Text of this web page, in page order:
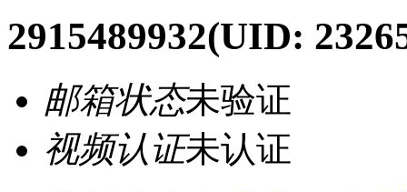
2915489932(UID:
邮箱状态未验证
视频认证未认证